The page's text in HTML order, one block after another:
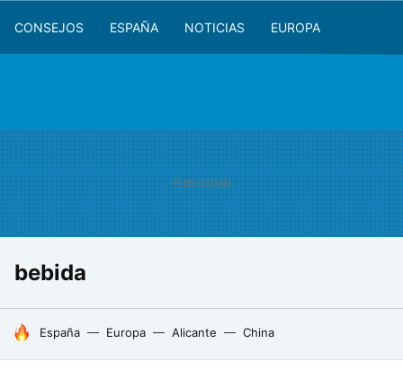
CONSEJOS ESPAÑA NOTICIAS EUROPA
bebida
HOY SE HABLA DE
España Europa Alicante China